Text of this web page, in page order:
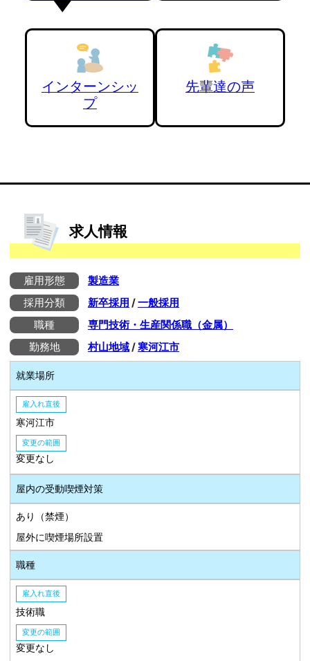
インターンシッ
プ
先輩達の声
求人情報
雇用形態
製造業
採用分類
新卒採用 /一般採用
職種
専門技術・生産関係職（金属）
勤務地
村山地域 /寒河江市
就業場所
雇入れ直後
寒河江市
変更の範囲
変更なし
屋内の受動喫煙対策
あり（禁煙）
屋外に喫煙場所設置
職種
雇入れ直後
技術職
変更の範囲
変更なし